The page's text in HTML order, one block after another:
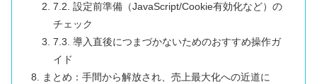
7.2. 設定前準備（JavaScript/Cookie有効化など）の
チェック
7.3. 導入直後につまづかないためのおすすめ操作ガ
イド
まとめ：手間から解放され、売上最大化への近道に